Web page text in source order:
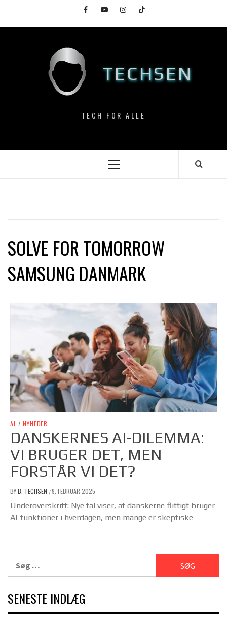
content
FacebookYouTubeInstagramTikTok
TECHSEN
TECH FOR ALLE
Primary
SOLVE FOR TOMORROW
SAMSUNG DANMARK
AI / NYHEDER
DANSKERNES AI-DILEMMA:
VI BRUGER DET, MEN
FORSTÅR VI DET?
BYB. TECHSEN /9. FEBRUAR 2025
Underoverskrift: Nye tal viser, at danskerne flittigt bruger
AI-funktioner i hverdagen, men mange er skeptiske
efter:
SENESTE INDLÆG